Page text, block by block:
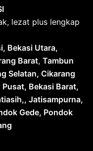
lezat plus lengkap
Bekasi Utara,
Barat, Tambun
Selatan, Cikarang
Bekasi Barat,
Jatisampurna,
Gede, Pondok